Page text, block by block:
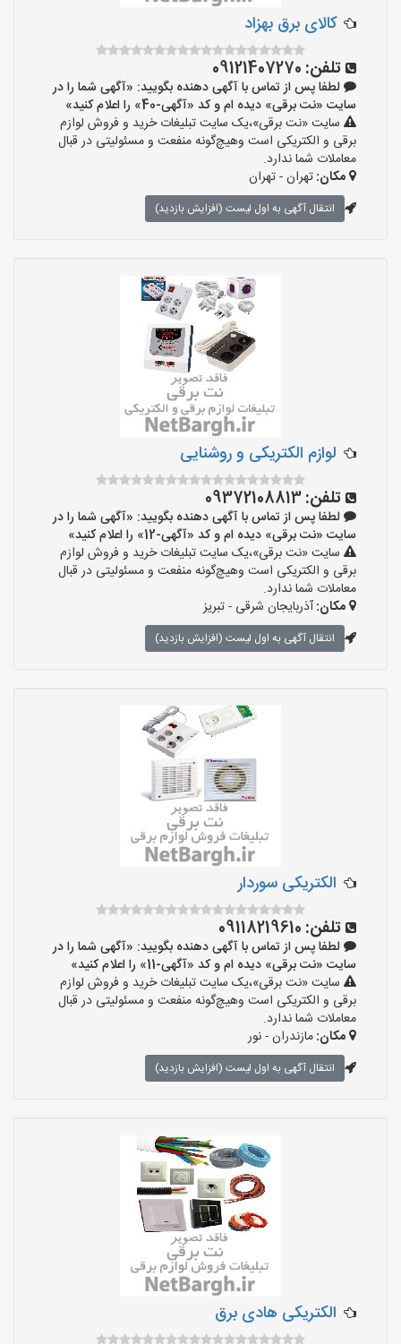
کالای برق بهزاد
تلفن: 09121407270
لطفا پس از تماس با آگهی دهنده بگویید: «آگهی شما را در
سایت «نت برقی» دیده ام و کد «آگهی-40» را اعلام کنید»
سایت «نت برقی»،یک سایت تبلیغات خرید و فروش لوازم
برقی و الکتریکی است وهیچ‌گونه منفعت و مسئولیتی در قبال
معاملات شما ندارد.
مکان:تهران - تهران
انتقال آگهی به اول لیست (افزایش بازدید)
لوازم الکتریکی و روشنایی
تلفن:09372108813
لطفا پس از تماس با آگهی دهنده بگویید: «آگهی شما را در
سایت «نت برقی» دیده ام و کد «آگهی-12» را اعلام کنید»
سایت «نت برقی»،یک سایت تبلیغات خرید و فروش لوازم
برقی و الکتریکی است وهیچ‌گونه منفعت و مسئولیتی در قبال
معاملات شما ندارد.
مکان:آذربایجان شرقی - تبریز
انتقال آگهی به اول لیست (افزایش بازدید)
الکتریکی سوردار
تلفن: 09118219610
لطفا پس از تماس با آگهی دهنده بگویید: «آگهی شما را در
سایت «نت برقی» دیده ام و کد «آگهی-11» را اعلام کنید»
سایت «نت برقی»،یک سایت تبلیغات خرید و فروش لوازم
برقی و الکتریکی است وهیچ‌گونه منفعت و مسئولیتی در قبال
معاملات شما ندارد.
مکان:مازندران - نور
انتقال آگهی به اول لیست (افزایش بازدید)
الکتریکی هادی برق